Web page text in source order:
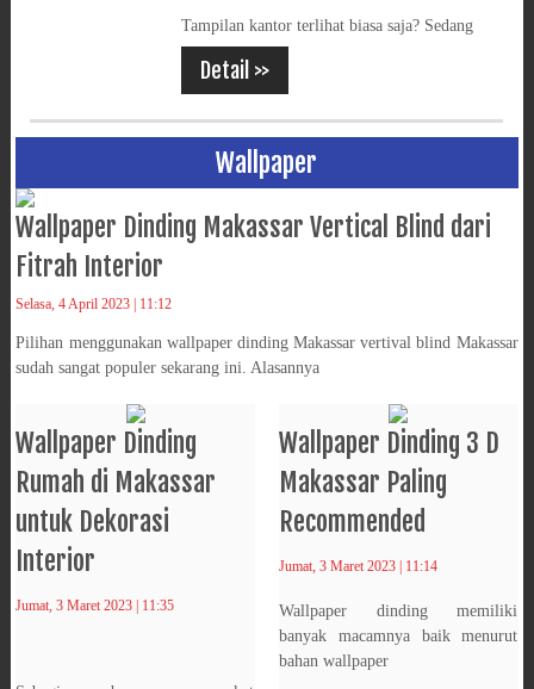
Tampilan kantor terlihat biasa saja? Sedang
Detail >>
Wallpaper
Wallpaper Dinding Makassar Vertical Blind dari
Fitrah Interior
Selasa, 4 April 2023 | 11:12
Pilihan menggunakan wallpaper dinding Makassar vertival blind Makassar
sudah sangat populer sekarang ini. Alasannya
Wallpaper Dinding
Rumah di Makassar
untuk Dekorasi
Interior
Jumat, 3 Maret 2023 | 11:35
Wallpaper Dinding 3 D
Makassar Paling
Recommended
Jumat, 3 Maret 2023 | 11:14
Wallpaper dinding memiliki
banyak macamnya baik menurut
bahan wallpaper